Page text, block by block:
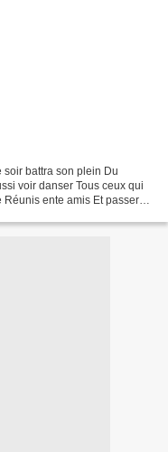
soir battra son plein Du
voir danser Tous ceux qui
ente amis Et passer